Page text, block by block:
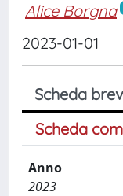
Alice Borgna
2023-01-01
Scheda
Scheda
Anno
2023